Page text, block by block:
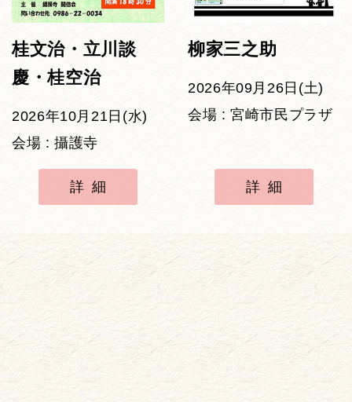
桂文治・立川談
慶・桂空治
2026年10月21日(水)
会場 : 攝護寺
詳細
柳家三之助
2026年09月26日(土)
会場 : 宮崎市民プラザ
詳細